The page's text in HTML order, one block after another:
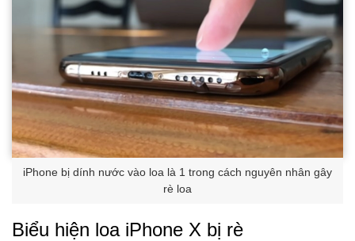
iPhone bị dính nước vào loa là 1 trong cách nguyên nhân gây
rè loa
Biểu hiện loa iPhone X bị rè